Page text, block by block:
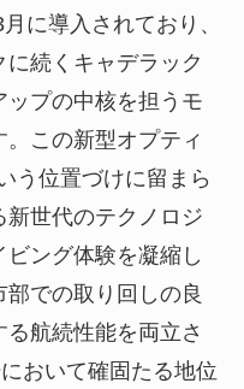
に導入されており、
続くキャデラック
プの中核を担うモ
この新型オプティ
う位置づけに留まら
世代のテクノロジ
ング体験を凝縮し
での取り回しの良
航続性能を両立さ
おいて確固たる地位